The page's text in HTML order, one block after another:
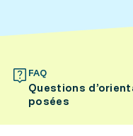
FAQ
Questions
posées